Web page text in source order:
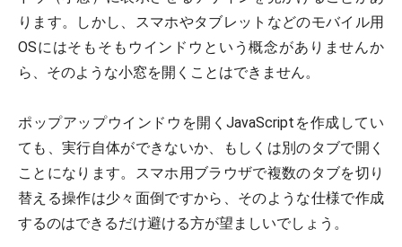
ります。しかし、スマホやタブレットなどのモバイル用
OSにはそもそもウインドウという概念がありませんか
ら、そのような小窓を開くことはできません。
ポップアップウインドウを開くJavaScriptを作成してい
ても、実行自体ができないか、もしくは別のタブで開く
ことになります。スマホ用ブラウザで複数のタブを切り
替える操作は少々面倒ですから、そのような仕様で作成
するのはできるだけ避ける方が望ましいでしょう。